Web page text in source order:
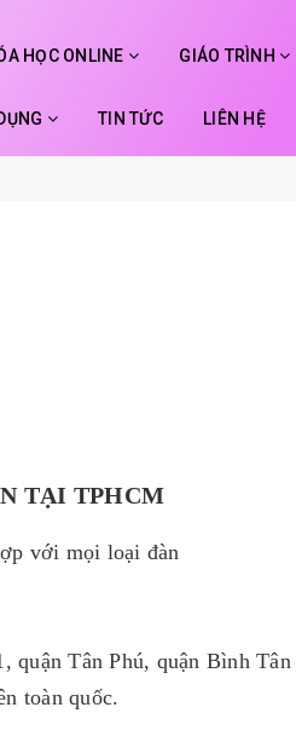
HỌC ONLINE GIÁO TRÌNH
TIN TỨC LIÊN HỆ
TẠI TPHCM
với mọi loại đàn
quận Tân Phú, quận Bình Tân
toàn quốc.